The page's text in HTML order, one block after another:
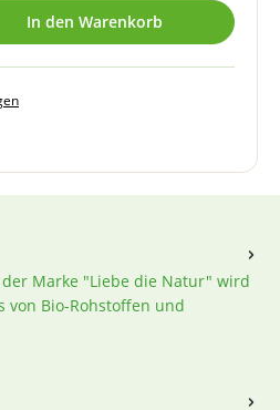
Wert ein oder benutze die
In den Warenkorb
Marke "Liebe die Natur" wird
von Bio-Rohstoffen und